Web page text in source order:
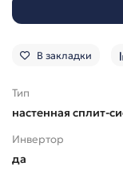
В закладки
Тип
настенная сплит-
Инвертор
да